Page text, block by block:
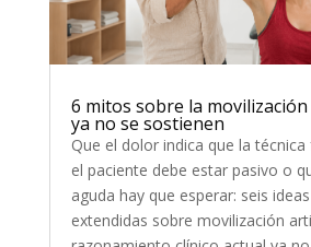
6 mitos sobre la
ya no se sostienen
Que el dolor indica que la
el paciente debe estar pasivo o
aguda hay que esperar: seis
extendidas sobre movilización